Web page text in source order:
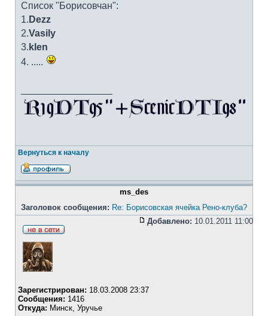
Список "Борисовчан":
1. Dezz
2.Vasily
3. klen
4. .....
Вернуться к началу
ms_des
Заголовок сообщения: Re: Борисовская ячейка Рено-клуба?
Добавлено: 10.01.2011 11:00
Зарегистрирован: 18.03.2008 23:37
Сообщения: 1416
Откуда: Минск, Уручье